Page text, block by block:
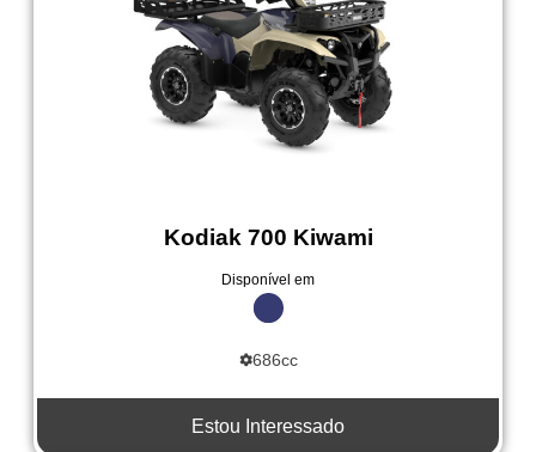
Kodiak 700 Kiwami
Disponível em
686cc
Estou Interessado